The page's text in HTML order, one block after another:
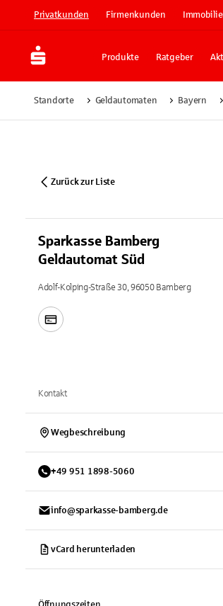
Privatkunden Firmenkunden
Produkte Ratgeber
Standorte Geldautomaten Bayern
Zurück zur Liste
Sparkasse Bamberg
Geldautomat Süd
Adolf-Kolping-Straße 30, 96050 Bamberg
Kontakt
Wegbeschreibung
+49 951 1898-5060
info@sparkasse-bamberg.de
vCard herunterladen